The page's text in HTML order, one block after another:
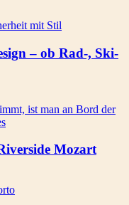
– ob Rad-, Ski-
Mozart